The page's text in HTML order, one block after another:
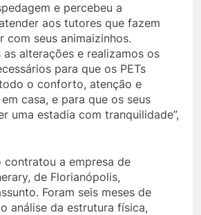
e percebeu a
aos tutores que fazem
com seus animaizinhos.
as alterações e realizamos os
para que os PETs
o conforto, atenção e
casa, e para que os seus
uma estadia com tranquilidade”,
contratou a empresa de
de Florianópolis,
Foram seis meses de
análise da estrutura física,